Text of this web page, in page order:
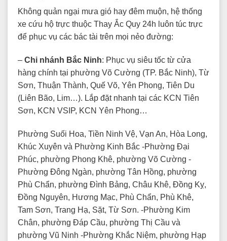
Không quản ngại mưa gió hay đêm muộn, hệ thống
xe cứu hộ trực thuộc Thay Ắc Quy 24h luôn túc trực
để phục vụ các bác tài trên mọi nẻo đường:
– Chi nhánh Bắc Ninh: Phục vụ siêu tốc từ cửa
hàng chính tại phường Võ Cường (TP. Bắc Ninh), Từ
Sơn, Thuận Thành, Quế Võ, Yên Phong, Tiên Du
(Liên Bão, Lim…). Lắp đặt nhanh tại các KCN Tiên
Sơn, KCN VSIP, KCN Yên Phong…
Phường Suối Hoa, Tiền Ninh Vệ, Vạn An, Hòa Long,
Khúc Xuyên và Phường Kinh Bắc -Phường Đại
Phúc, phường Phong Khê, phường Võ Cường -
Phường Đông Ngàn, phường Tân Hồng, phường
Phù Chẩn, phường Đình Bảng, Châu Khê, Đồng Kỵ,
Đồng Nguyên, Hương Mạc, Phù Chẩn, Phù Khê,
Tam Sơn, Trang Hạ, Sặt, Từ Sơn. -Phường Kim
Chân, phường Đáp Cầu, phường Thị Cầu và
phường Vũ Ninh -Phường Khắc Niệm, phường Hạp